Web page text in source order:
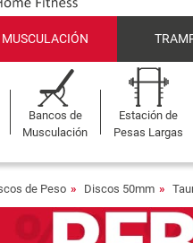
MUSCULACIÓN
Bancos de
Musculación
Estación de
Pesas Largas
de Peso Discos 50mm